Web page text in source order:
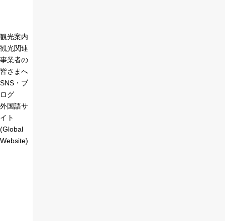
観光案内
観光関連
事業者の
皆さまへ
SNS・ブ
ログ
外国語サ
イト
(Global
Website)